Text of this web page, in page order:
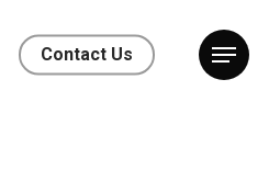
Contact Us